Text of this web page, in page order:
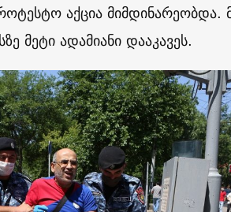
აქცია მიმდინარეობდა.
მეტი ადამიანი დააკავეს.